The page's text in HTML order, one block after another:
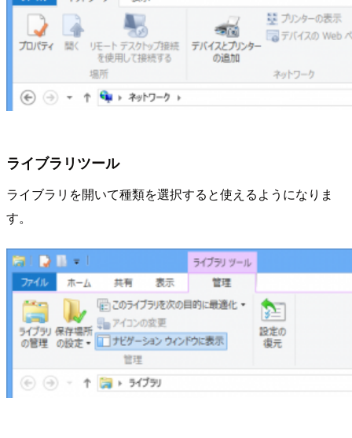
ライブラリツール
ライブラリを開いて種類を選択すると使えるようになりま
す。